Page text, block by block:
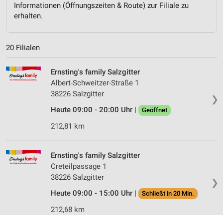
Informationen (Öffnungszeiten & Route) zur Filiale zu
erhalten.
20 Filialen
❯
Ernsting's family Salzgitter
Albert-Schweitzer-Straße 1
38226 Salzgitter
Heute 09:00 - 20:00 Uhr |
Geöffnet
212,81 km
❯
Ernsting's family Salzgitter
Creteilpassage 1
38226 Salzgitter
Heute 09:00 - 15:00 Uhr |
Schließt in 20 Min.
212,68 km